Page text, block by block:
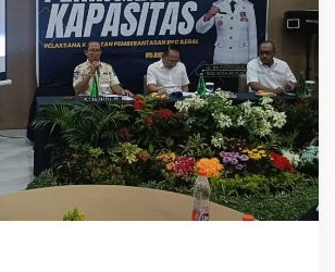
m
b
e
a
n
t
a
s
n